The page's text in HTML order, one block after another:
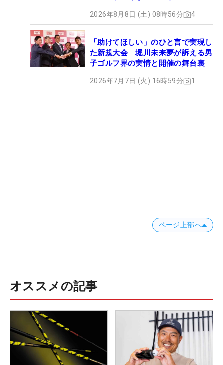
2026年8月8日 (土) 08時56分 4
「助けてほしい」のひと言で実現し
た新規大会 堀川未来夢が訴える男
子ゴルフ界の実情と開催の舞台裏
2026年7月7日 (火) 16時59分 1
ページ上部へ
オススメの記事